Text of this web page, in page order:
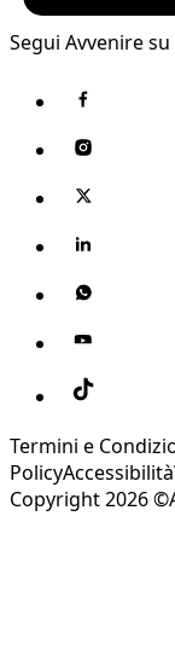
Segui Avvenire su
Termini e
PolicyAccessibilità
Copyright 2026